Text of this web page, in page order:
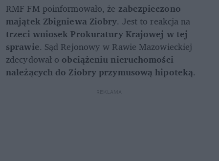
RMF FM poinformowało, że zabezpieczono
majątek Zbigniewa Ziobry
trzeci wniosek Prokuratury Krajowej w tej
sprawie. Sąd Rejonowy w Rawie Mazowieckiej
zdecydował o obciążeniu nieruchomości
należących do Ziobry przymusową hipoteką.
REKLAMA